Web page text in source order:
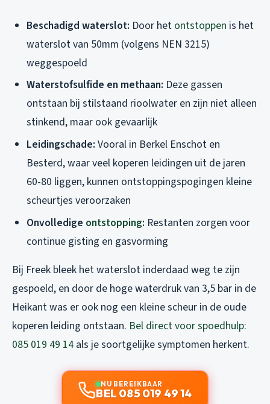
Beschadigd waterslot: Door het ontstoppen is het
waterslot van 50mm (volgens NEN 3215)
weggespoeld
Waterstofsulfide en methaan: Deze gassen
ontstaan bij stilstaand rioolwater en zijn niet alleen
stinkend, maar ook gevaarlijk
Leidingschade: Vooral in Berkel Enschot en
Besterd, waar veel koperen leidingen uit de jaren
60-80 liggen, kunnen ontstoppingspogingen kleine
scheurtjes veroorzaken
Onvolledige ontstopping: Restanten zorgen voor
continue gisting en gasvorming
Bij Freek bleek het waterslot inderdaad weg te zijn
gespoeld, en door de hoge waterdruk van 3,5 bar in de
Heikant was er ook nog een kleine scheur in de oude
koperen leiding ontstaan. Bel direct voor spoedhulp:
085 019 49 14 als je soortgelijke symptomen herkent.
NU BEREIKBAAR
BEL 085 019 49 14